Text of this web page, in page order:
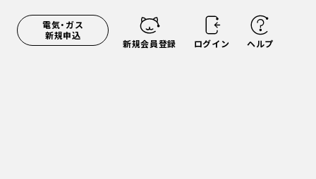
電気・ガス
新規申込
新規会員登録 ログイン ヘルプ